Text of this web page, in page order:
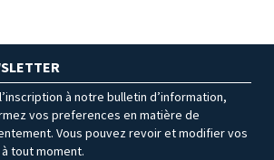
à notre bulletin d’information,
vos preferences en matière de
Vous pouvez revoir et modifier vos
tout moment.